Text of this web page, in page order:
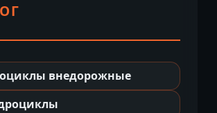
внедорожные